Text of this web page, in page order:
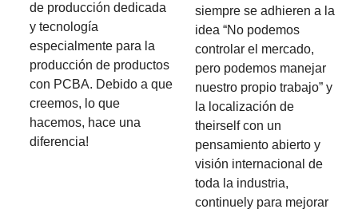
de producción dedicada
y tecnología
especialmente para la
producción de productos
con PCBA. Debido a que
creemos, lo que
hacemos, hace una
diferencia!
siempre se adhieren a la
idea “No podemos
controlar el mercado,
pero podemos manejar
nuestro propio trabajo” y
la localización de
theirself con un
pensamiento abierto y
visión internacional de
toda la industria,
continuely para mejorar